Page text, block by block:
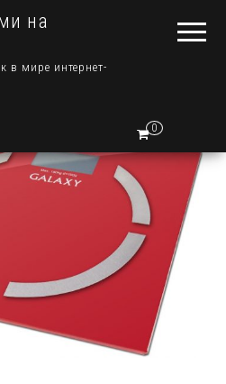
на
мире интернет-
0